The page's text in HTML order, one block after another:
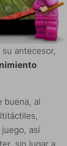
antecesor,
buena, al
así
sin lugar a